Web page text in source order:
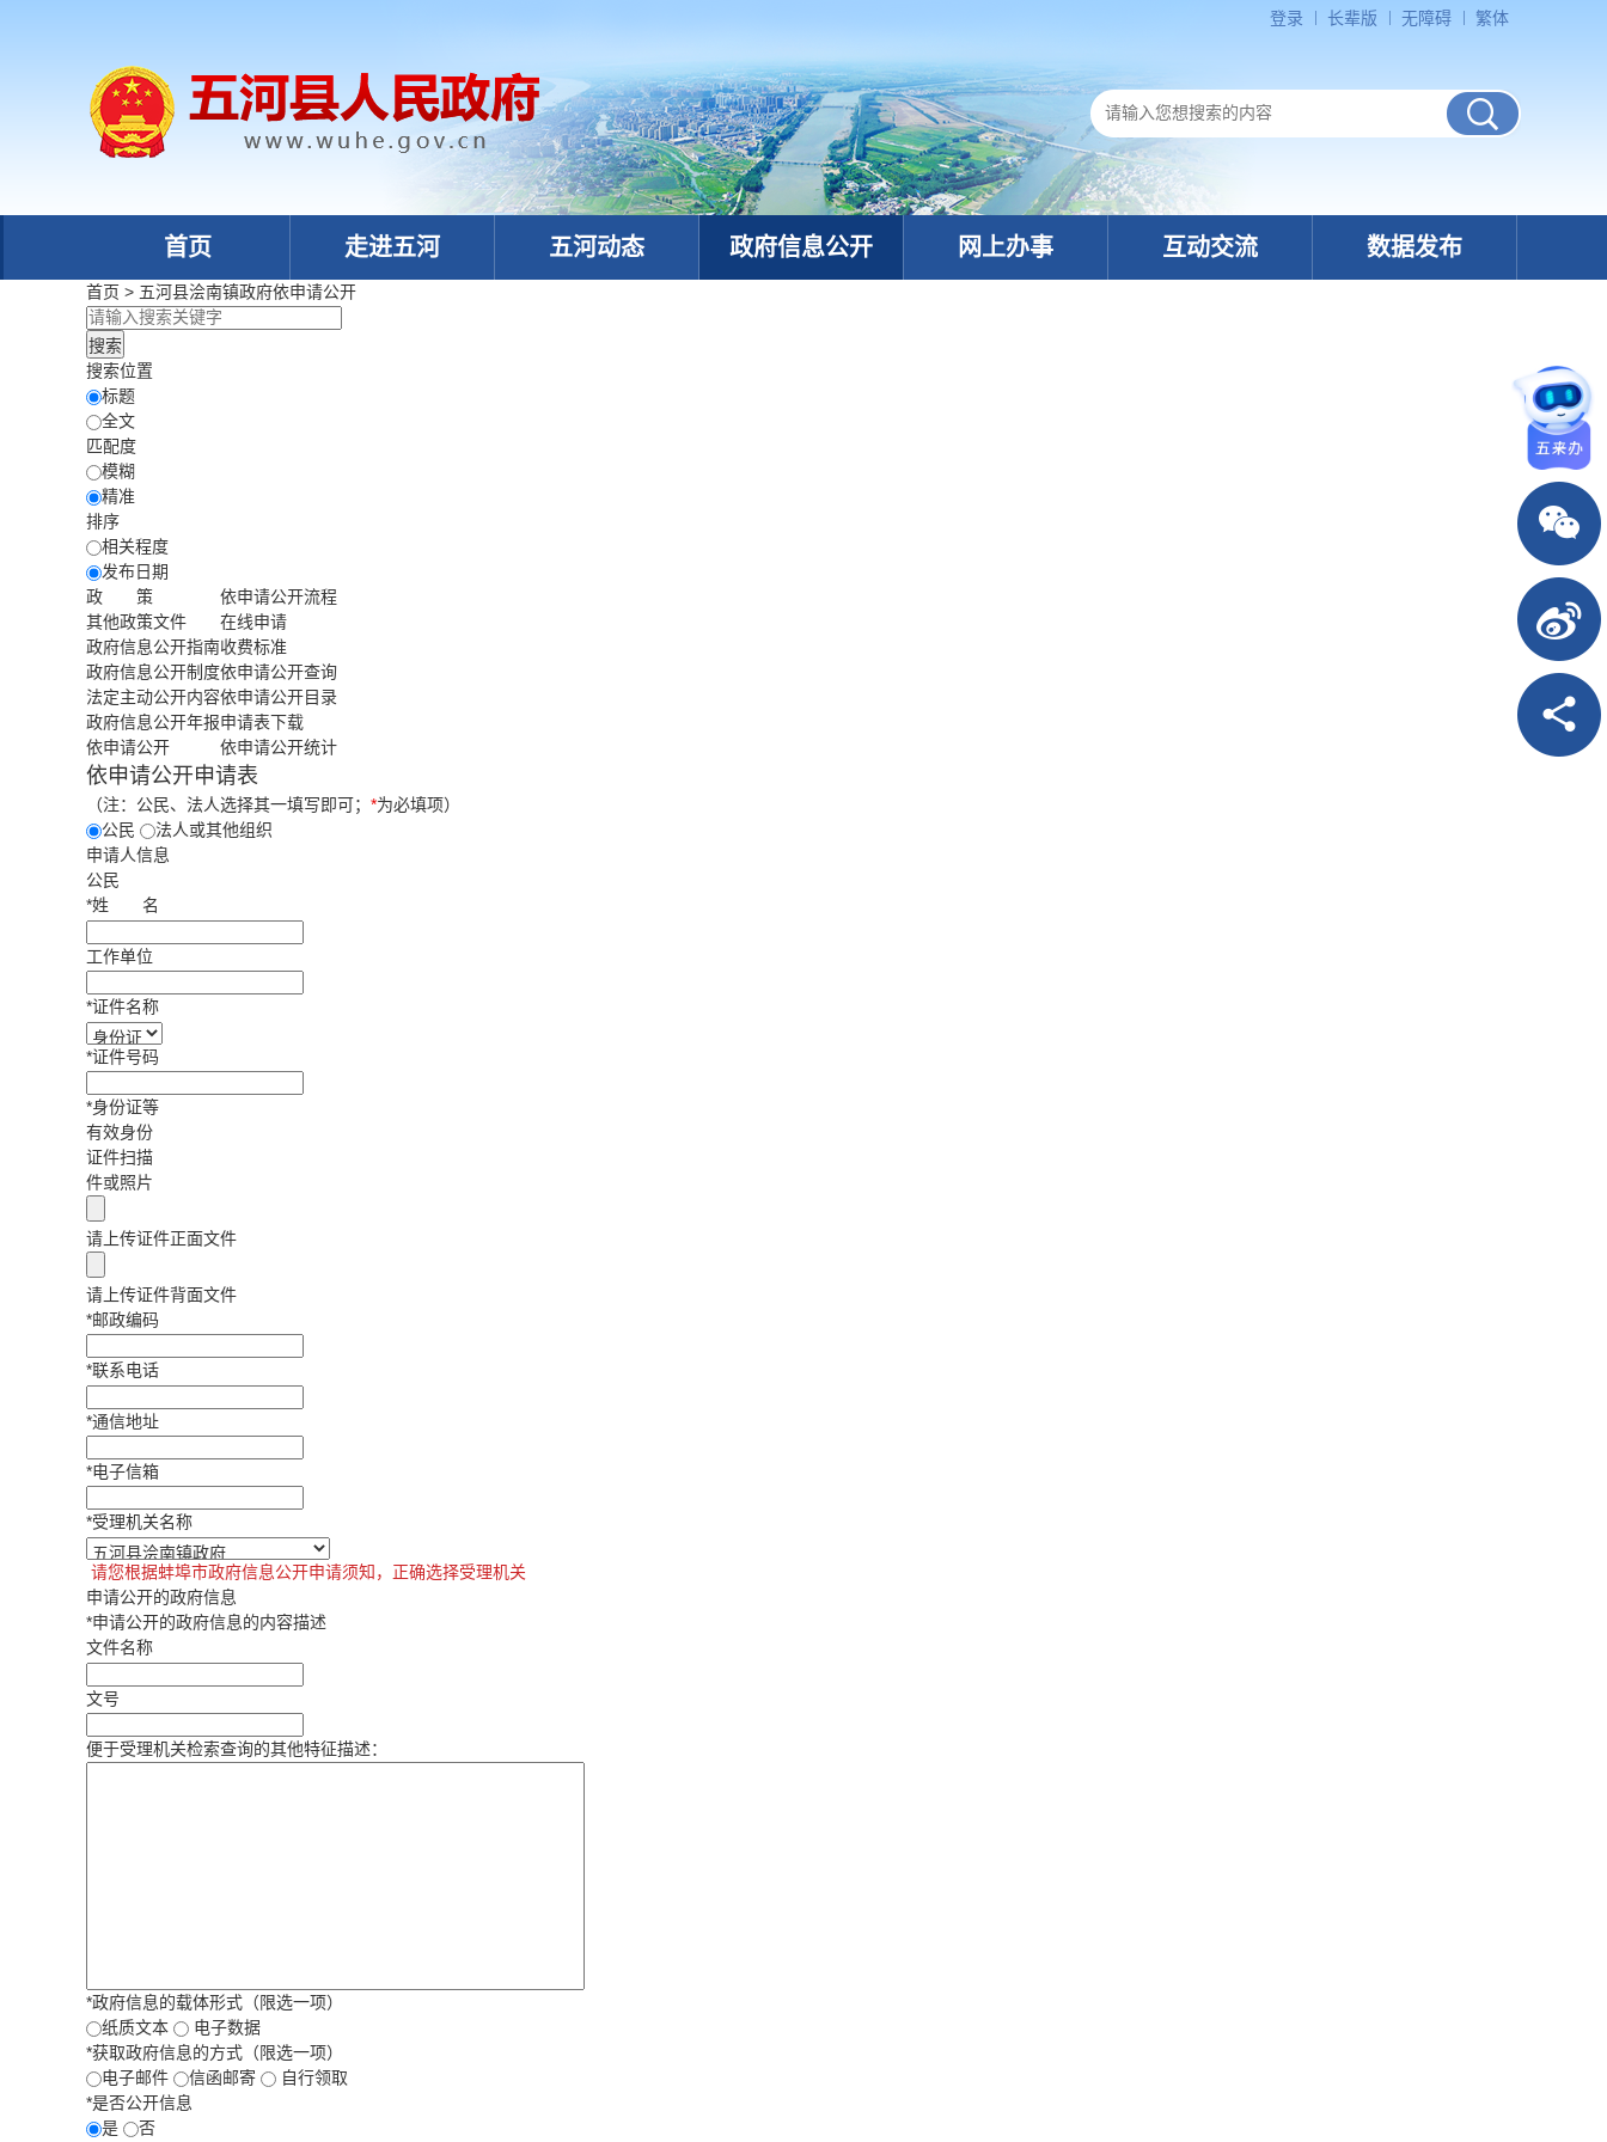
登录 长辈版 无障碍 繁体
首页 走进五河 五河动态 政府信息公开 网上办事 互动交流 数据发布
首页 > 五河县浍南镇政府依申请公开
搜索位置
标题
全文
匹配度
模糊
精准
排序
相关程度
发布日期
政 策
其他政策文件
政府信息公开指南
政府信息公开制度
法定主动公开内容
政府信息公开年报
依申请公开
依申请公开流程
在线申请
收费标准
依申请公开查询
依申请公开目录
申请表下载
依申请公开统计
依申请公开申请表
（注：公民、法人选择其一填写即可； *为必填项）
公民
法人或其他组织
申请人信息
公民
*姓 名
工作单位
*证件名称
*证件号码
*身份证等
有效身份
证件扫描
件或照片
请上传证件正面文件
请上传证件背面文件
*邮政编码
*联系电话
*通信地址
*电子信箱
*受理机关名称
请您根据蚌埠市政府信息公开申请须知，正确选择受理机关
申请公开的政府信息
*申请公开的政府信息的内容描述
文件名称
文号
便于受理机关检索查询的其他特征描述：
*政府信息的载体形式（限选一项）
纸质文本
电子数据
*获取政府信息的方式（限选一项）
电子邮件
信函邮寄
自行领取
*是否公开信息
是
否